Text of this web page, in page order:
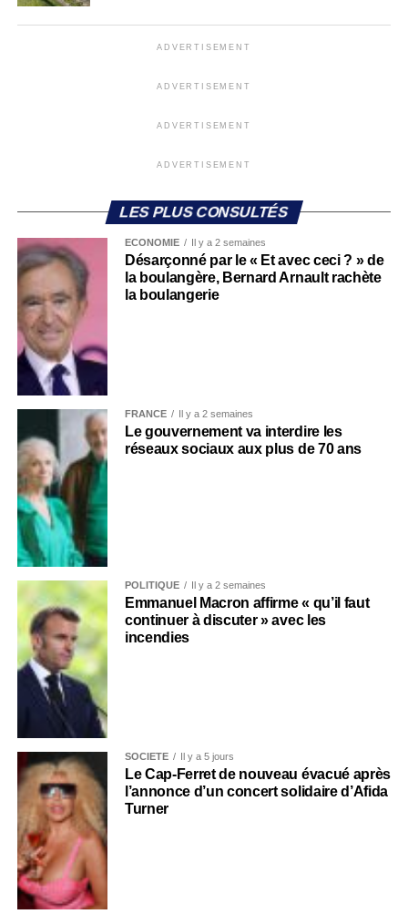
ADVERTISEMENT
ADVERTISEMENT
ADVERTISEMENT
ADVERTISEMENT
LES PLUS CONSULTÉS
ECONOMIE Il y a 2 semaines
Désarçonné par le « Et avec ceci ? » de
la boulangère, Bernard Arnault rachète
la boulangerie
FRANCE Il y a 2 semaines
Le gouvernement va interdire les
réseaux sociaux aux plus de 70 ans
POLITIQUE Il y a 2 semaines
Emmanuel Macron affirme « qu’il faut
continuer à discuter » avec les
incendies
SOCIÉTÉ Il y a 5 jours
Le Cap-Ferret de nouveau évacué après
l’annonce d’un concert solidaire d’Afida
Turner